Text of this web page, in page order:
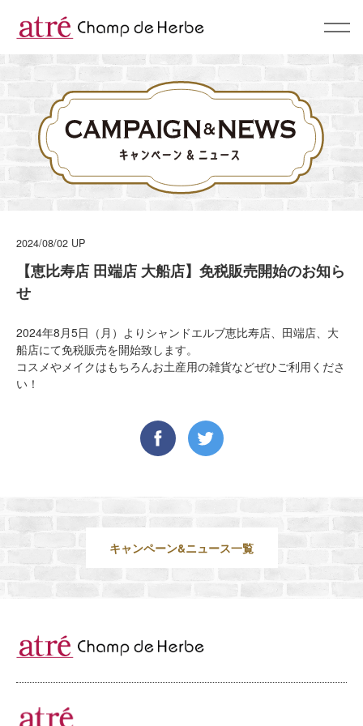
About
コンセプト
BrandList
ブランド一覧
Campaign & News
Recommend
スタッフおすすめ
Shop
ショップリスト
Recruit
お問い合わせ
2024/08/02 UP
【恵比寿店 田端店 大船店】免税販売開始のお知ら
せ
2024年8月5日（月）よりシャンドエルブ恵比寿店、田端店、大
船店にて免税販売を開始致します。
コスメやメイクはもちろんお土産用の雑貨などぜひご利用くださ
い！
キャンペーン&ニュース一覧